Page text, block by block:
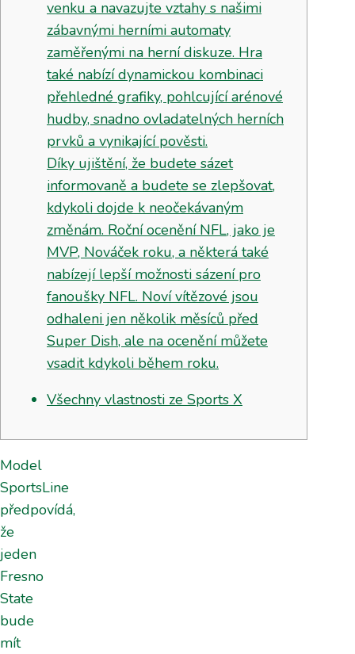
venku a navazujte vztahy s našimi
zábavnými herními automaty
zaměřenými na herní diskuze. Hra
také nabízí dynamickou kombinaci
přehledné grafiky, pohlcující arénové
hudby, snadno ovladatelných herních
prvků a vynikající pověsti.
Díky ujištění, že budete sázet
informovaně a budete se zlepšovat,
kdykoli dojde k neočekávaným
změnám. Roční ocenění NFL, jako je
MVP, Nováček roku, a některá také
nabízejí lepší možnosti sázení pro
fanoušky NFL. Noví vítězové jsou
odhaleni jen několik měsíců před
Super Dish, ale na ocenění můžete
vsadit kdykoli během roku.
Všechny vlastnosti ze Sports X
Model
SportsLine
předpovídá,
že
jeden
Fresno
State
bude
mít